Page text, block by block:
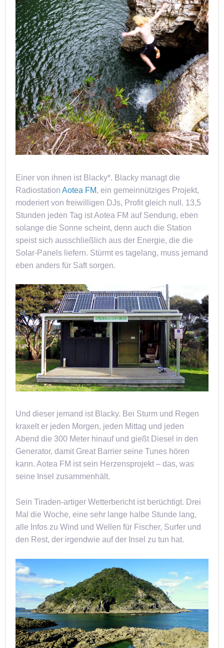
Einer von ihnen ist Blacky*. Blacky managt die
Radiostation Aotea FM, ein gemeinnütziges Projekt,
moderiert von freiwilligen DJs, Profit gleich null. 13,5
Stunden jeden Tag ist Aotea FM auf Sendung, eben
solange die Sonne scheint, denn auch die Station
speist sich ausschließlich aus der Energie, die die
Solar-Panels liefern. Stürmt es tagelang, muss jemand
eben anders für Saft sorgen.
Und dieser jemand ist Blacky. Bei Sturm und Regen
kraxelt er jeden Morgen, jeden Mittag und jeden
Abend die 300 Meter hinauf und gießt Diesel in den
Generator, damit Great Barrier seine Tunes hören
kann. Aotea FM ist sein Herzensprojekt – das, was
seine Insel zusammenhält.
Sein Tiraden-artiger Wetterbericht ist berüchtigt. Drei
Mal die Woche, eine sehr lange halbe Stunde lang,
alle Infos zu Wind und Wellen für Fischer, Surfer und
den Rest, der irgendwie auf der Insel zu tun hat.